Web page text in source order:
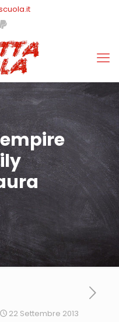
22 Settembre 2013